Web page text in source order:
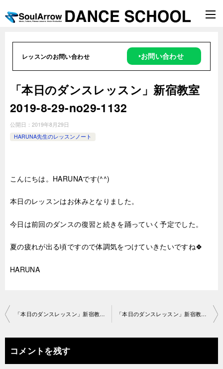
レッスンのお問い合わせ ‣お問い合わせ
「本日のダンスレッスン」新宿教室
2019-8-29-no29-1132
公開日： 2019年8月29日
HARUNA先生のレッスンノート
こんにちは。HARUNAです(^^)
本日のレッスンはお休みとなりました。
今日は前回のダンスの復習と続きを踊っていく予定でした。
夏の疲れが出る頃ですので体調気をつけていきたいですね🍀
HARUNA
投
ナ
ビ
コメントを残す